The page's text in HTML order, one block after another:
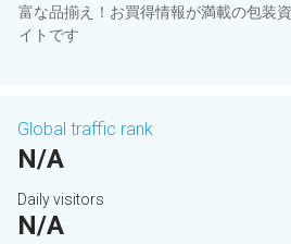
富な品揃え！お買得情報が満載の包装
イトです
Global traffic rank
N/A
Daily visitors
N/A